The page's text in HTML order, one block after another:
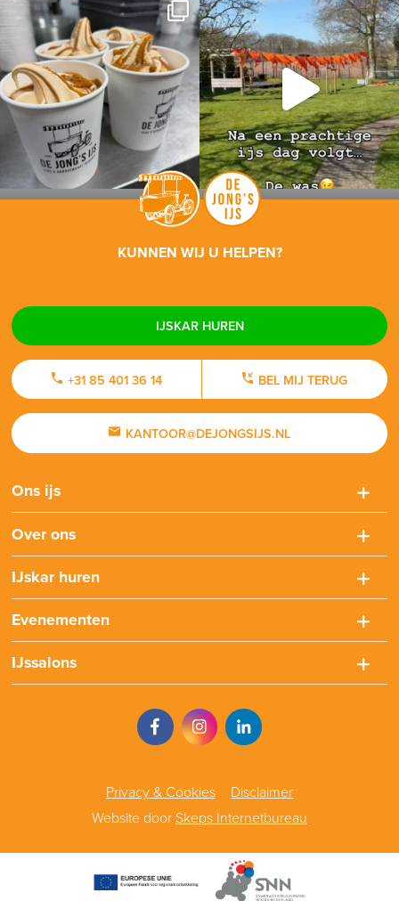
KUNNEN WIJ U HELPEN?
IJSKAR HUREN
+31 85 401 36 14 BEL MIJ TERUG
KANTOOR@DEJONGSIJS.NL
Ons ijs
Over ons
IJskar huren
Evenementen
IJssalons
Privacy & Cookies
Disclaimer
Website door Skeps Internetbureau